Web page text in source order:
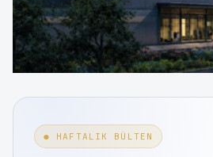
● HAFTALIK BÜLTEN